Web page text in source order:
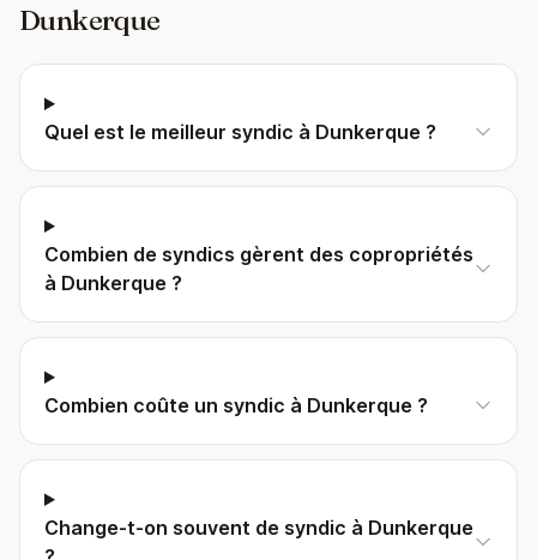
Dunkerque
Quel est le meilleur syndic à Dunkerque ?
Combien de syndics gèrent des copropriétés
à Dunkerque ?
Combien coûte un syndic à Dunkerque ?
Change-t-on souvent de syndic à Dunkerque